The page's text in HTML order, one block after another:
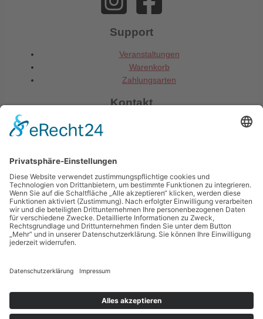
Support
Veranstaltungen
Warenkorb
Zahlungsarten
Kontakt
Gemeinde Mainhausen
Fachbereich Jugend und Soziales
63533 Mainhausen
06182 8900 -79 o. -85
jugend@mainhausen.de
Datenschutzerklärung
Kontakt